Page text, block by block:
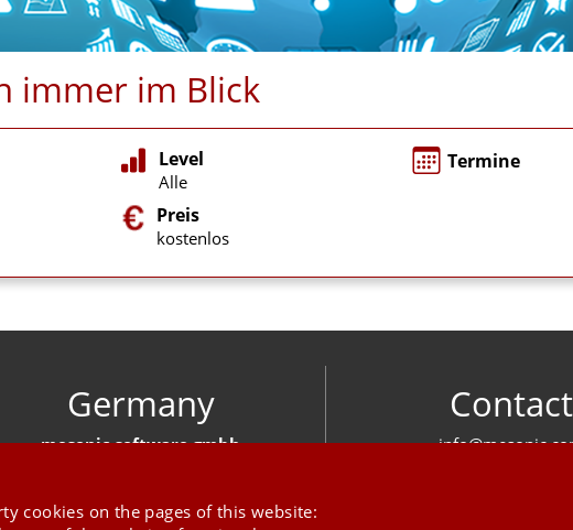
immer im Blick
Level
Alle
Preis
kostenlos
Termine
Germany
mesonic software gmbh
Contact
cookies on the pages of this website: